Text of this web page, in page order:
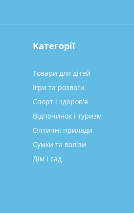
Категорії
Товари для дітей
Ігри та розваги
Спорт і здоров'я
Відпочинок і туризм
Оптичні прилади
Сумки та валізи
Дім і сад